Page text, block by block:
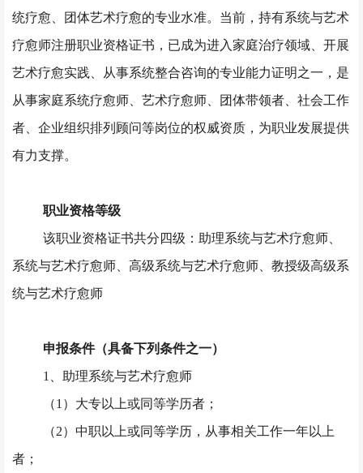
统疗愈、团体艺术疗愈的专业水准。当前，持有系统与艺术
疗愈师注册职业资格证书，已成为进入家庭治疗领域、开展
艺术疗愈实践、从事系统整合咨询的专业能力证明之一，是
从事家庭系统疗愈师、艺术疗愈师、团体带领者、社会工作
者、企业组织排列顾问等岗位的权威资质，为职业发展提供
有力支撑。
职业资格等级
该职业资格证书共分四级：助理系统与艺术疗愈师、
系统与艺术疗愈师、高级系统与艺术疗愈师、教授级高级系
统与艺术疗愈师
申报条件（具备下列条件之一）
1、助理系统与艺术疗愈师
（1）大专以上或同等学历者；
（2）中职以上或同等学历，从事相关工作一年以上
者；